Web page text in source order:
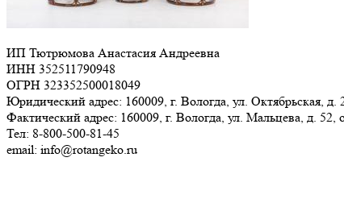
ИП Тютрюмова Анастасия Андреевна
ИНН 352511790948
ОГРН 323352500018049
Юридический адрес: 160009, г. Вологда, ул. Октябрьская, д.
Фактический адрес: 160009, г. Вологда, ул. Мальцева, д. 52,
Тел: 8-800-500-81-45
email: info@rotangeko.ru